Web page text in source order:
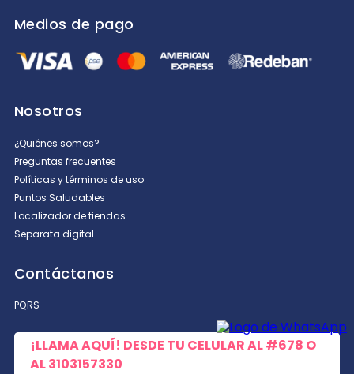
Medios de pago
Nosotros
¿Quiénes somos?
Preguntas frecuentes
Políticas y términos de uso
Puntos Saludables
Localizador de tiendas
Separata digital
Contáctanos
PQRS
¡LLAMA AQUÍ! DESDE TU CELULAR AL#678 O
AL3103157330